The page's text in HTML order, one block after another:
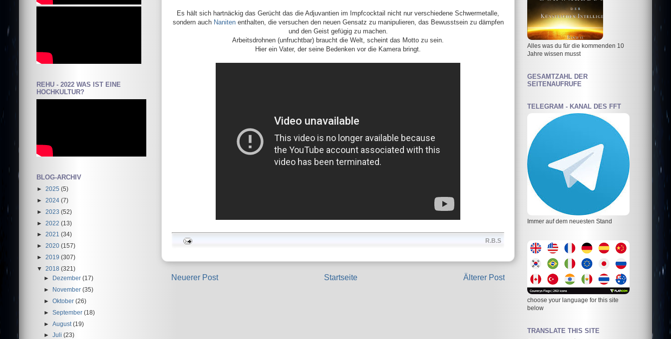
Es hält sich hartnäckig das Gerücht das die Adjuvantien im Impfcocktail nicht nur verschiedene Schwermetalle,
sondern auch Naniten enthalten, die versuchen den neuen Gensatz zu manipulieren, das Bewusstsein zu dämpfen
und den Geist gefügig zu machen.
Arbeitsdrohnen (unfruchtbar) braucht die Welt, scheint das Motto zu sein.
Hier ein Vater, der seine Bedenken vor die Kamera bringt.
R.B.S
Neuerer Post Älterer Post
Startseite
REHU - 2022 WAS IST EINE
HOCHKULTUR?
BLOG-ARCHIV
► 2025 (5)
► 2024 (7)
► 2023 (52)
► 2022 (13)
► 2021 (34)
► 2020 (157)
► 2019 (307)
▼ 2018 (321)
►
Dezember(17)
►
November(35)
►Oktober(26)
►September(18)
► August(19)
►Juli(23)
Alles was du für die kommenden 10
Jahre wissen musst
GESAMTZAHL DER
SEITENAUFRUFE
TELEGRAM - KANAL DES FFT
Immer auf dem neuesten Stand
choose your language for this site
below
TRANSLATE THIS SITE